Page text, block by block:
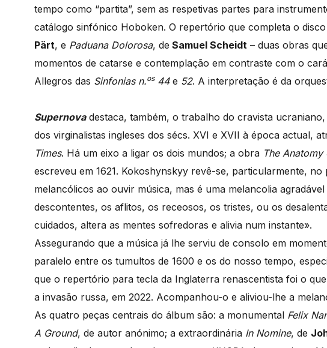
tempo como “partita”, sem as respetivas partes para
catálogo sinfónico Hoboken. O repertório que completa o disco
Pärt, e Paduana Dolorosa, de Samuel Scheidt – duas obras
momentos de catarse e contemplação em contraste com o
Allegros das Sinfonias n.os44e 52. A interpretação é da
Supernovadestaca, também, o trabalho do cravista
dos virginalistas ingleses dos sécs. XVI e XVII à época actual,
Times. Há um eixo a ligar os dois mundos; a obra The
escreveu em 1621. Kokoshynskyy revê-se, particularmente,
melancólicos ao ouvir música, mas é uma melancolia
descontentes, os aflitos, os receosos, os tristes, ou os
cuidados, altera as mentes sofredoras e alivia num instante».
Assegurando que a música já lhe serviu de consolo em
paralelo entre os tumultos de 1600 e os do nosso tempo,
que o repertório para tecla da Inglaterra renascentista foi o
a invasão russa, em 2022. Acompanhou-o e aliviou-lhe a
As quatro peças centrais do álbum são: a monumental Felix
A Ground, de autor anónimo; a extraordinária In Nomine, de